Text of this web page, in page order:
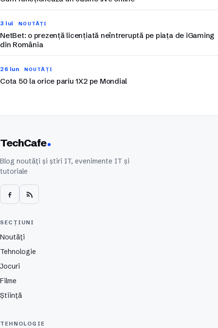
3 iul NOUTĂȚI
NetBet: o prezență licențiată neîntreruptă pe piața de iGaming
din România
26 iun NOUTĂȚI
Cota 50 la orice pariu 1X2 pe Mondial
TechCafe
Blog noutăți și știri IT, evenimente IT și
tutoriale
SECȚIUNI
Noutăți
Tehnologie
Jocuri
Filme
Știință
TEHNOLOGIE